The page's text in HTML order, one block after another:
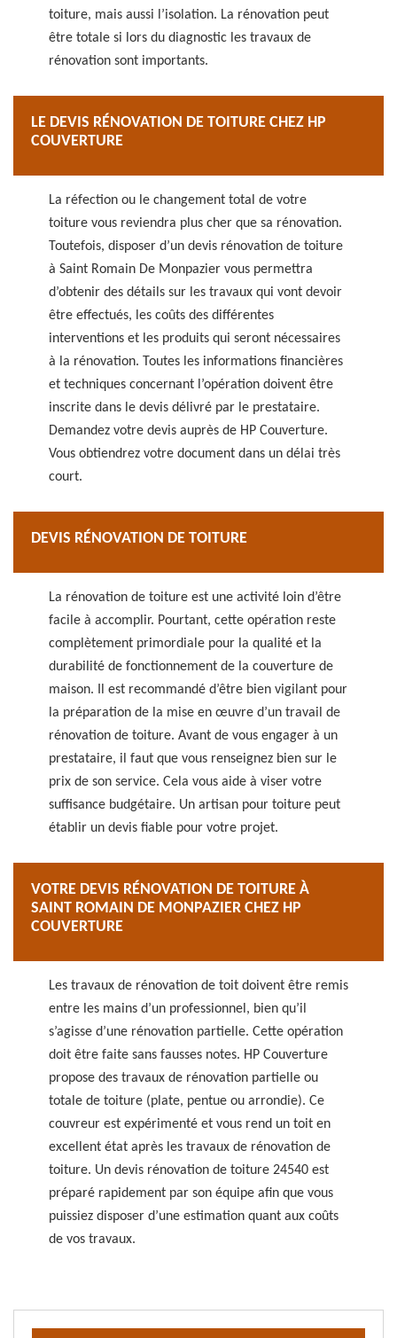
toiture, mais aussi l’isolation. La rénovation peut
être totale si lors du diagnostic les travaux de
rénovation sont importants.
LE DEVIS RÉNOVATION DE TOITURE CHEZ HP
COUVERTURE
La réfection ou le changement total de votre
toiture vous reviendra plus cher que sa rénovation.
Toutefois, disposer d’un devis rénovation de toiture
à Saint Romain De Monpazier vous permettra
d’obtenir des détails sur les travaux qui vont devoir
être effectués, les coûts des différentes
interventions et les produits qui seront nécessaires
à la rénovation. Toutes les informations financières
et techniques concernant l’opération doivent être
inscrite dans le devis délivré par le prestataire.
Demandez votre devis auprès de HP Couverture.
Vous obtiendrez votre document dans un délai très
court.
DEVIS RÉNOVATION DE TOITURE
La rénovation de toiture est une activité loin d’être
facile à accomplir. Pourtant, cette opération reste
complètement primordiale pour la qualité et la
durabilité de fonctionnement de la couverture de
maison. Il est recommandé d’être bien vigilant pour
la préparation de la mise en œuvre d’un travail de
rénovation de toiture. Avant de vous engager à un
prestataire, il faut que vous renseignez bien sur le
prix de son service. Cela vous aide à viser votre
suffisance budgétaire. Un artisan pour toiture peut
établir un devis fiable pour votre projet.
VOTRE DEVIS RÉNOVATION DE TOITURE À
SAINT ROMAIN DE MONPAZIER CHEZ HP
COUVERTURE
Les travaux de rénovation de toit doivent être remis
entre les mains d’un professionnel, bien qu’il
s’agisse d’une rénovation partielle. Cette opération
doit être faite sans fausses notes. HP Couverture
propose des travaux de rénovation partielle ou
totale de toiture (plate, pentue ou arrondie). Ce
couvreur est expérimenté et vous rend un toit en
excellent état après les travaux de rénovation de
toiture. Un devis rénovation de toiture 24540 est
préparé rapidement par son équipe afin que vous
puissiez disposer d’une estimation quant aux coûts
de vos travaux.